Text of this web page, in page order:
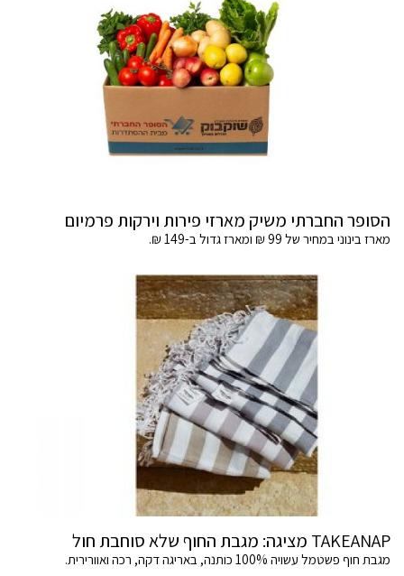
הסופר החברתי משיק מארזי פירות וירקות פרמיום
מארז בינוני במחיר של 99 ₪ ומארז גדול ב-149 ₪.
TAKEANAP מציגה: מגבת החוף שלא סוחבת חול
מגבת חוף פשטמל עשויה 100% כותנה, באריגה דקה, רכה ואוורירית.